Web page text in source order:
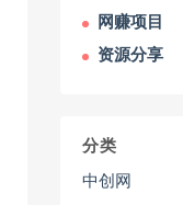
网赚项目
资源分享
分类
中创网